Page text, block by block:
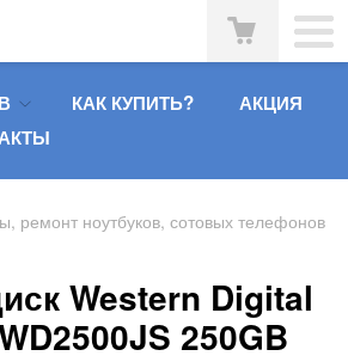
КАК КУПИТЬ?
АКЦИЯ
ремонт ноутбуков, сотовых телефонов
Western Digital
250GB